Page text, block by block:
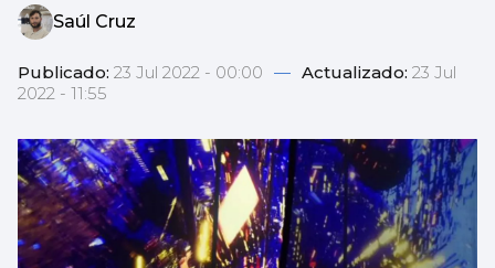
Saúl Cruz
Publicado: 23 Jul 2022 - 00:00 — Actualizado: 23 Jul
2022 - 11:55